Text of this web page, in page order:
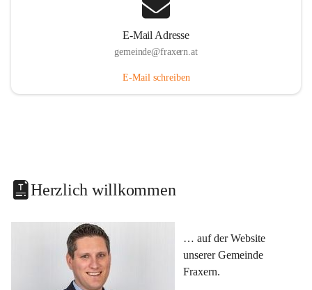
E-Mail Adresse
gemeinde@fraxern.at
E-Mail schreiben
Herzlich willkommen
… auf der Website
unserer Gemeinde
Fraxern.